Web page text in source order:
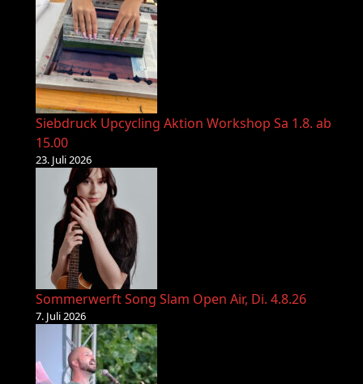
Siebdruck Upcycling Aktion Workshop Sa 1.8. ab
15.00
23. Juli 2026
Sommerwerft Song Slam Open Air, Di. 4.8.26
7. Juli 2026